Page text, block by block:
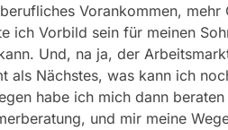
Vorankommen,
ich Vorbild sein für meinen
Und, na ja, der
als Nächstes, was kann ich
habe ich mich dann
und mir meine